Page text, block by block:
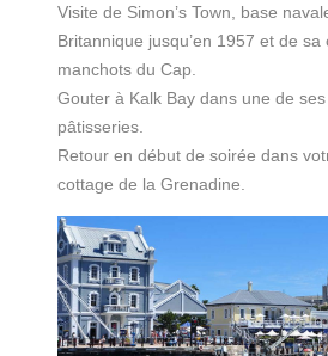
Visite de Simon’s Town, base
Britannique jusqu’en 1957 et de sa
manchots du Cap.
Gouter à Kalk Bay dans une de
pâtisseries.
Retour en début de soirée dans
cottage de la Grenadine.